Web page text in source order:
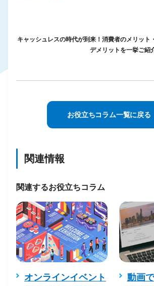
キャッシュレスの時代が到来！消費者のメリット・
デメリットを一挙ご紹
お役立ちコラム一覧に戻る
関連情報
関連するお役立ちコラム
オンラインイベント
動画